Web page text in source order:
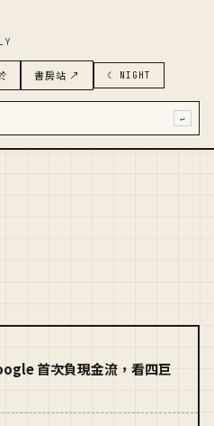
↵
書房站 ↗ ☾ NIGHT
首次負現金流，看四巨